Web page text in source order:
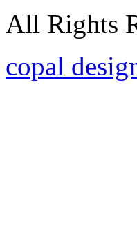
All Rights
copal